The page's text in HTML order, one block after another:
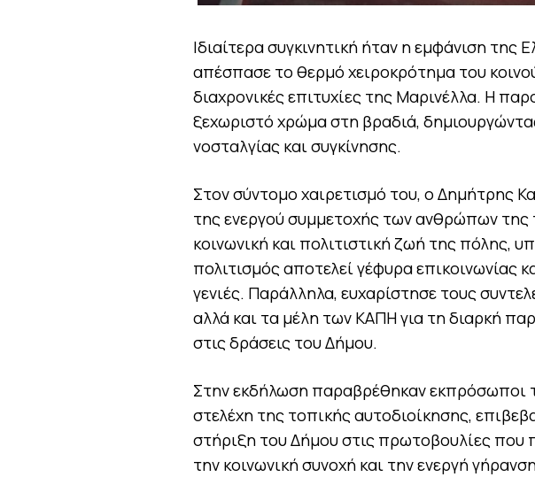
Ιδιαίτερα συγκινητική ήταν η εμφάνιση της
απέσπασε το θερμό χειροκρότημα του
διαχρονικές επιτυχίες της Μαρινέλλα. Η
ξεχωριστό χρώμα στη βραδιά,
νοσταλγίας και συγκίνησης.
Στον σύντομο χαιρετισμό του, ο Δημήτρης
της ενεργού συμμετοχής των ανθρώπων της
κοινωνική και πολιτιστική ζωή της πόλης,
πολιτισμός αποτελεί γέφυρα επικοινωνίας
γενιές. Παράλληλα, ευχαρίστησε τους
αλλά και τα μέλη των ΚΑΠΗ για τη διαρκή
στις δράσεις του Δήμου.
Στην εκδήλωση παραβρέθηκαν εκπρόσωποι
στελέχη της τοπικής αυτοδιοίκησης,
στήριξη του Δήμου στις πρωτοβουλίες που
την κοινωνική συνοχή και την ενεργή